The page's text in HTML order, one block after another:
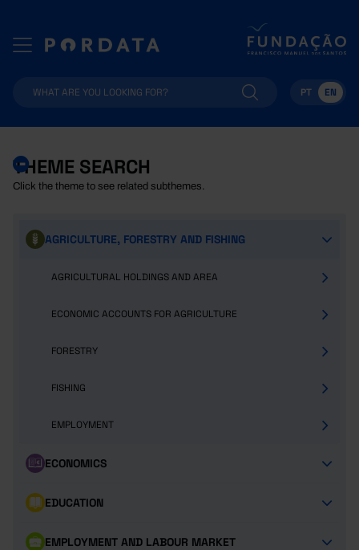
PT EN
THEME SEARCH
Click the theme to see related subthemes.
AGRICULTURE, FORESTRY AND FISHING
AGRICULTURAL HOLDINGS AND AREA
ECONOMIC ACCOUNTS FOR AGRICULTURE
FORESTRY
FISHING
EMPLOYMENT
ECONOMICS
EDUCATION
EMPLOYMENT AND LABOUR MARKET